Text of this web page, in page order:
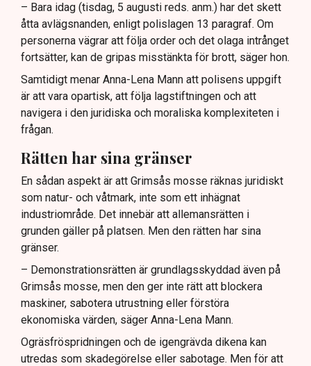
– Bara idag (tisdag, 5 augusti reds. anm.) har det skett
åtta avlägsnanden, enligt polislagen 13 paragraf. Om
personerna vägrar att följa order och det olaga intrånget
fortsätter, kan de gripas misstänkta för brott, säger hon.
Samtidigt menar Anna-Lena Mann att polisens uppgift
är att vara opartisk, att följa lagstiftningen och att
navigera i den juridiska och moraliska komplexiteten i
frågan.
Rätten har sina gränser
En sådan aspekt är att Grimsås mosse räknas juridiskt
som natur- och våtmark, inte som ett inhägnat
industriområde. Det innebär att allemansrätten i
grunden gäller på platsen. Men den rätten har sina
gränser.
– Demonstrationsrätten är grundlagsskyddad även på
Grimsås mosse, men den ger inte rätt att blockera
maskiner, sabotera utrustning eller förstöra
ekonomiska värden, säger Anna-Lena Mann.
Ogräsfröspridningen och de igengrävda dikena kan
utredas som skadegörelse eller sabotage. Men för att